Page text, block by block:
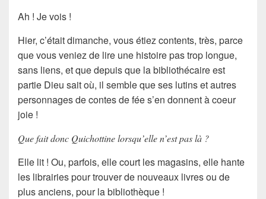
Ah ! Je vois !
Hier, c’était dimanche, vous étiez contents, très, parce
que vous veniez de lire une histoire pas trop longue,
sans liens, et que depuis que la bibliothécaire est
partie Dieu sait où, il semble que ses lutins et autres
personnages de contes de fée s’en donnent à coeur
joie !
Que fait donc Quichottine lorsqu’elle n’est pas là ?
Elle lit ! Ou, parfois, elle court les magasins, elle hante
les librairies pour trouver de nouveaux livres ou de
plus anciens, pour la bibliothèque !